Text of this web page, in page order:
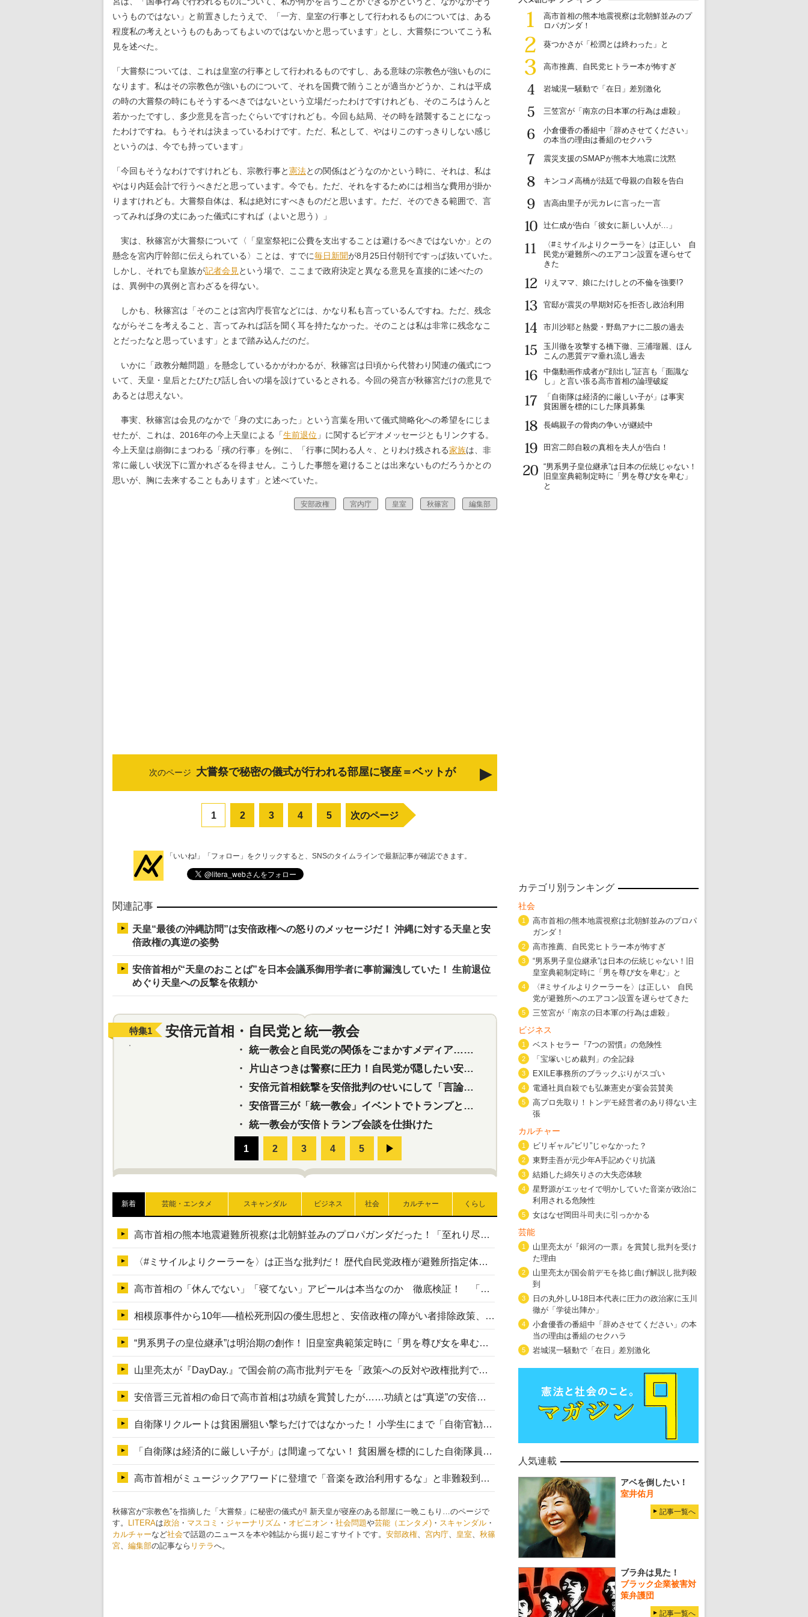
いうものではない」と前置きしたうえで、「一方、皇室の行事として行われるものについては、ある
程度私の考えというものもあってもよいのではないかと思っています」とし、大嘗祭についてこう私
見を述べた。
「大嘗祭については、これは皇室の行事として行われるものですし、ある意味の宗教色が強いものに
なります。私はその宗教色が強いものについて、それを国費で賄うことが適当かどうか、これは平成
の時の大嘗祭の時にもそうするべきではないという立場だったわけですけれども、そのころはうんと
若かったですし、多少意見を言ったぐらいですけれども。今回も結局、その時を踏襲することになっ
たわけですね。もうそれは決まっているわけです。ただ、私として、やはりこのすっきりしない感じ
というのは、今でも持っています」
「今回もそうなわけですけれども、宗教行事と憲法との関係はどうなのかという時に、それは、私は
やはり内廷会計で行うべきだと思っています。今でも。ただ、それをするためには相当な費用が掛か
りますけれども。大嘗祭自体は、私は絶対にすべきものだと思います。ただ、そのできる範囲で、言
ってみれば身の丈にあった儀式にすれば（よいと思う）」
実は、秋篠宮が大嘗祭について〈「皇室祭祀に公費を支出することは避けるべきではないか」との
懸念を宮内庁幹部に伝えられている〉ことは、すでに毎日新聞が8月25日付朝刊ですっぱ抜いていた。
しかし、それでも皇族が記者会見という場で、ここまで政府決定と異なる意見を直接的に述べたの
は、異例中の異例と言わざるを得ない。
しかも、秋篠宮は「そのことは宮内庁長官などには、かなり私も言っているんですね。ただ、残念
ながらそこを考えること、言ってみれば話を聞く耳を持たなかった。そのことは私は非常に残念なこ
とだったなと思っています」とまで踏み込んだのだ。
いかに「政教分離問題」を懸念しているかがわかるが、秋篠宮は日頃から代替わり関連の儀式につ
いて、天皇・皇后とたびたび話し合いの場を設けているとされる。今回の発言が秋篠宮だけの意見で
あるとは思えない。
事実、秋篠宮は会見のなかで「身の丈にあった」という言葉を用いて儀式簡略化への希望をにじま
せたが、これは、2016年の今上天皇による「生前退位 」に関するビデオメッセージともリンクする。
今上天皇は崩御にまつわる「殯の行事」を例に、「行事に関わる人々、とりわけ残される家族は、非
常に厳しい状況下に置かれざるを得ません。こうした事態を避けることは出来ないものだろうかとの
思いが、胸に去来することもあります」と述べていた。
安部政権 宮内庁 皇室 秋篠宮 編集部
次のページ 大嘗祭で秘密の儀式が行われる部屋に寝座＝ベットが
1 2 3 4 5 次のページ
「いいね!」「フォロー」をクリックすると、SNSのタイムラインで最新記事が確認できます。
関連記事
天皇“最後の沖縄訪問”は安倍政権への怒りのメッセージだ！ 沖縄に対する天皇と安
倍政権の真逆の姿勢
安倍首相が“天皇のおことば”を日本会議系御用学者に事前漏洩していた！ 生前退位
めぐり天皇への反撃を依頼か
特集1 安倍元首相・自民党と統一教会
・ 統一教会と自民党の関係をごまかすメディア…民放は有田芳生に発言自粛を要求
・
片山さつきは警察に圧力！自民党が隠したい安倍元首相と統一教会の深い関係
・ 安倍元首相銃撃を安倍批判のせいにして「言論封殺」に利用する自民党応援団
・ 安倍晋三が「統一教会」イベントでトランプと演説！同性婚や夫婦別姓を攻撃
・ 統一教会が安倍トランプ会談を仕掛けた
特集2 東京五輪強行開催特別企画 大ウソだら
・ 五輪入場行進にすぎやまこういちの曲、杉田水脈の
・ 大ウソだらけの東京五輪！ 安倍・菅・森はどんな嘘を
・ 五輪サッカー・久保建英が南アの陽性者に「僕らに損ではない
・ 五輪関係者が入国当日、築地を散歩！
新着 芸能・エンタメ スキャンダル ビジネス 社会 カルチャー くらし
高市首相の熊本地震避難所視察は北朝鮮並みのプロパガンダだった！「至れり尽くせり」の選ばれた避難所の一方で実態は…
〈#ミサイルよりクーラーを〉は正当な批判だ！ 歴代自民党政権が避難所指定体育館へのエアコン設置を遅らせてきた客観的事実
高市首相の「休んでない」「寝てない」アピールは本当なのか 徹底検証！ 「資料読み込み」「アイロンがけ」も矛盾だらけ…
相模原事件から10年──植松死刑囚の優生思想と、安倍政権の障がい者排除政策、右派勢力の差別主義との関係を改めて問う
“男系男子の皇位継承”は明治期の創作！ 旧皇室典範策定時に「男を尊び女を卑むの慣習、人民の脳髄」とトンデモ論で女性天皇を否定
山里亮太が『DayDay.』で国会前の高市批判デモを「政策への反対や政権批判でない」と捻じ曲げ解説 デモ参加者から批判殺到
安倍晋三元首相の命日で高市首相は功績を賞賛したが……功績とは“真逆”の安倍元首相のトンデモ発言を振り返る
自衛隊リクルートは貧困層狙い撃ちだけではなかった！ 小学生にまで「自衛官勧誘」目的のパンフレット作成
「自衛隊は経済的に厳しい子が」は間違ってない！ 貧困層を標的にした自衛隊員募集、やす子、山上被告も…日本でも進む“経済的徴兵制”
高市首相がミュージックアワードに登壇で「音楽を政治利用するな」と非難殺到！ MAJの国策的本質を批判する声も
秋篠宮が“宗教色”を指摘した「大嘗祭」に秘密の儀式が! 新天皇が寝座のある部屋に一晩こもり…のページで
す。
LITERAは政治 ・ マスコミ ・ ジャーナリズム ・ オピニオン ・ 社会問題や芸能（エンタメ) ・ スキャンダル ・
カルチャーなど社会で話題のニュースを本や雑誌から掘り起こすサイトです。 安部政権、 宮内庁、 皇室、 秋篠
宮、 編集部の記事なら リテラへ。
1
高市首相の熊本地震視察は北朝鮮並みのプ
ロパガンダ！
2
葵つかさが「松潤とは終わった」と
3
高市推薦、自民党ヒトラー本が怖すぎ
4
岩城滉一騒動で「在日」差別激化
5
三笠宮が「南京の日本軍の行為は虐殺」
6
小倉優香の番組中「辞めさせてください」
の本当の理由は番組のセクハラ
7
震災支援のSMAPが熊本大地震に沈黙
8
キンコメ高橋が法廷で母親の自殺を告白
9
吉高由里子が元カレに言った一言
10
辻仁成が告白「彼女に新しい人が…」
11
〈#ミサイルよりクーラーを〉は正しい 自
民党が避難所へのエアコン設置を遅らせて
きた
12
りえママ、娘にたけしとの不倫を強要!?
13
官邸が震災の早期対応を拒否し政治利用
14
市川沙耶と熱愛・野島アナに二股の過去
15
玉川徹を攻撃する橋下徹、三浦瑠麗、ほん
こんの悪質デマ垂れ流し過去
16
中傷動画作成者が“顔出し”証言も「面識な
し」と言い張る高市首相の論理破綻
17
「自衛隊は経済的に厳しい子が」は事実
貧困層を標的にした隊員募集
18
長嶋親子の骨肉の争いが継続中
19
田宮二郎自殺の真相を夫人が告白！
20
“男系男子皇位継承”は日本の伝統じゃない！
旧皇室典範制定時に「男を尊び女を卑む」
と
カテゴリ別ランキング
社会
1
高市首相の熊本地震視察は北朝鮮並みのプロパ
ガンダ！
2 高市推薦、自民党ヒトラー本が怖すぎ
3
“男系男子皇位継承”は日本の伝統じゃない！旧
皇室典範制定時に「男を尊び女を卑む」と
4
〈#ミサイルよりクーラーを〉は正しい 自民
党が避難所へのエアコン設置を遅らせてきた
5 三笠宮が「南京の日本軍の行為は虐殺」
ビジネス
1 ベストセラー『7つの習慣』の危険性
2 「宝塚いじめ裁判」の全記録
3 EXILE事務所のブラックぶりがスゴい
4 電通社員自殺でも弘兼憲史が宴会芸賛美
5
高プロ先取り！トンデモ経営者のあり得ない主
張
カルチャー
1 ビリギャル“ビリ”じゃなかった？
2 東野圭吾が元少年A手記めぐり抗議
3 結婚した綿矢りさの大失恋体験
4
星野源がエッセイで明かしていた音楽が政治に
利用される危険性
5 女はなぜ岡田斗司夫に引っかかる
芸能
1
山里亮太が『銀河の一票』を賞賛し批判を受け
た理由
2
山里亮太が国会前デモを捻じ曲げ解説し批判殺
到
3
日の丸外しU-18日本代表に圧力の政治家に玉川
徹が「学徒出陣か」
4
小倉優香の番組中「辞めさせてください」の本
当の理由は番組のセクハラ
5 岩城滉一騒動で「在日」差別激化
人気連載
アベを倒したい！
室井佑月
記事一覧へ
ブラ弁は見た！
ブラック企業被害対
策弁護団
記事一覧へ